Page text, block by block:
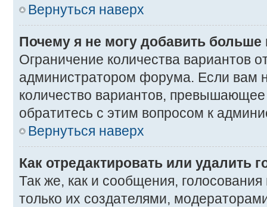
Вернуться наверх
Почему я не могу добавить больше
Ограничение количества вариантов
администратором форума. Если вам
количество вариантов, превышающее
обратитесь с этим вопросом к
Вернуться наверх
Как отредактировать или удалить
Так же, как и сообщения, голосования
только их создателями,